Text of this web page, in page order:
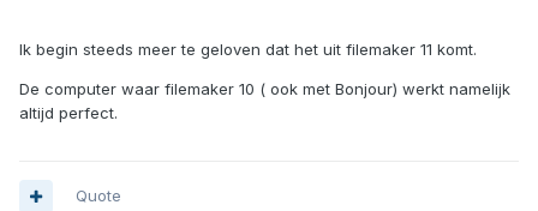
Ik begin steeds meer te geloven dat het uit filemaker 11 komt.
De computer waar filemaker 10 ( ook met Bonjour) werkt namelijk
altijd perfect.
Quote